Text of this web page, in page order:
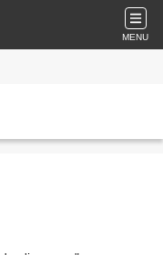
MENU